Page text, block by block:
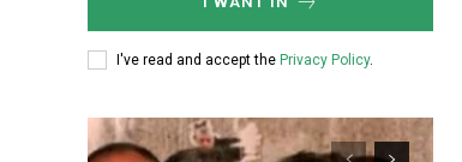
I've read and accept the Privacy Policy.